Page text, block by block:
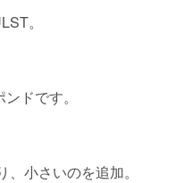
。
ドです。
小さいのを追加。